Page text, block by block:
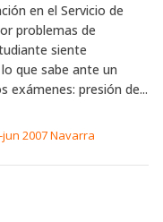
en el Servicio de
problemas de
siente
que sabe ante un
exámenes: presión de...
2007 Navarra